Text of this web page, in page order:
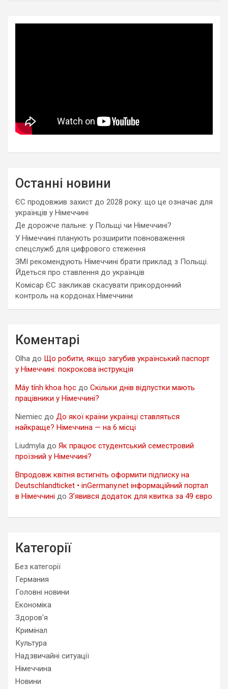
Останні новини
ЄС продовжив захист до 2028 року: що це означає для
українців у Німеччині
Де дорожче пальне: у Польщі чи Німеччині?
У Німеччині планують розширити повноваження
спецслужб для цифрового стеження
ЗМІ рекомендують Німеччині брати приклад з Польщі.
Йдеться про ставлення до українців
Комісар ЄС закликав скасувати прикордонний
контроль на кордонах Німеччини
Коментарі
Olha до Що робити, якщо загубив український паспорт
у Німеччині: покрокова інструкція
Máy tính khoa học до Скільки днів відпустки мають
працівники у Німеччині?
Niemiec до До якої країни українці ставляться
найкраще? Німеччина — на 6 місці
Liudmyla до Як працює студентський семестровий
проїзний у Німеччині?
Впродовж квітня встигніть оформити підписку на
Deutschlandticket • inGermany.net інформаційний портал
в Німеччині до З’явився додаток для квитка за 49 євро
Категорії
Без категорії
Германия
Головні новини
Економіка
Здоров'я
Кримінал
Культура
Надзвичайні ситуації
Німеччина
Новини